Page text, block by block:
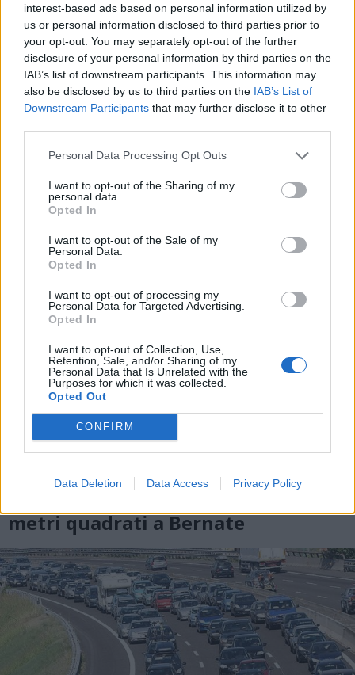
interest-based ads based on personal information utilized by
us or personal information disclosed to third parties prior to
your opt-out. You may separately opt-out of the further
disclosure of your personal information by third parties on the
IAB’s list of downstream participants. This information may
also be disclosed by us to third parties on the IAB’s List of
Downstream Participants that may further disclose it to other
Personal Data Processing Opt Outs
I want to opt-out of the Sharing of my
personal data.
Opted In
I want to opt-out of the Sale of my
Personal Data.
Opted In
I want to opt-out of processing my
Personal Data for Targeted Advertising.
Opted In
I want to opt-out of Collection, Use,
Retention, Sale, and/or Sharing of my
Personal Data that Is Unrelated with the
Purposes for which it was collected.
Opted Out
CONFIRM
Data Deletion Data Access Privacy Policy
ALTRE NOTIZIE DI DAIRAGO
Incendi nell’Alto Milanese, dopo
metri quadrati a Bernate